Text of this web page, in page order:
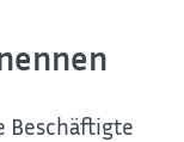
Beschäftigte